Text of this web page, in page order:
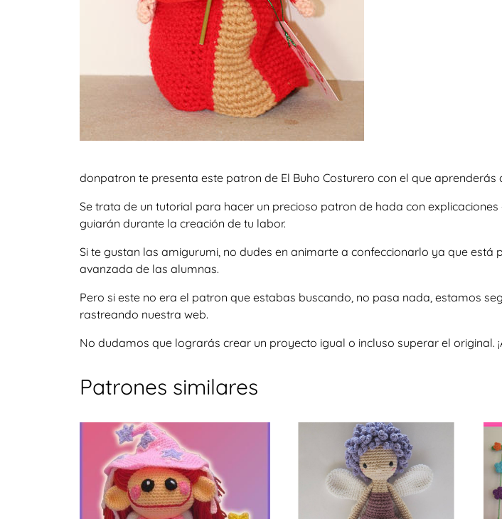
donpatron te presenta este patron de El Buho Costurero con el que
Se trata de un tutorial para hacer un precioso patron de hada con
guiarán durante la creación de tu labor.
Si te gustan las amigurumi, no dudes en animarte a confeccionarlo ya que
avanzada de las alumnas.
Pero si este no era el patron que estabas buscando, no pasa nada, estamos
rastreando nuestra web.
No dudamos que lograrás crear un proyecto igual o incluso superar el original.
Patrones similares